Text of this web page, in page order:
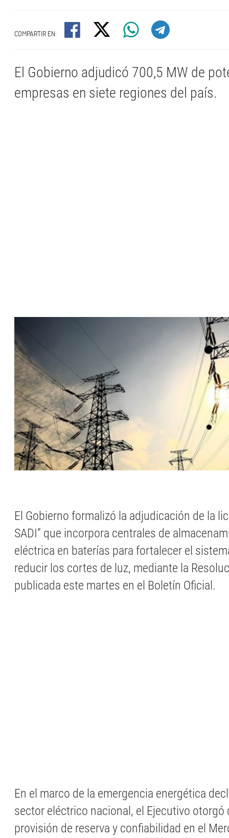
COMPARTIR EN:
El Gobierno adjudicó 700,5 MW de
empresas en siete regiones del país.
El Gobierno formalizó la adjudicación de la
SADI” que incorpora centrales de
eléctrica en baterías para fortalecer el
reducir los cortes de luz, mediante la
publicada este martes en el Boletín Oficial.
En el marco de la emergencia energética
sector eléctrico nacional, el Ejecutivo otorgó
provisión de reserva y confiabilidad en el